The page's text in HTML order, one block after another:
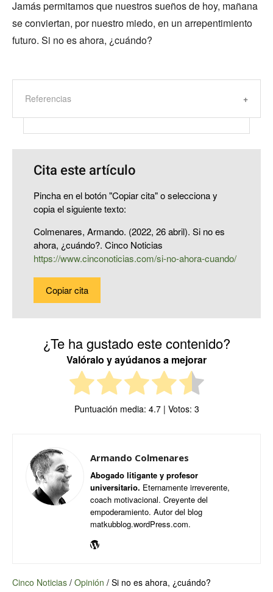
Jamás permitamos que nuestros sueños de hoy, mañana
se conviertan, por nuestro miedo, en un arrepentimiento
futuro. Si no es ahora, ¿cuándo?
Referencias
Cita este artículo
Pincha en el botón "Copiar cita" o selecciona y
copia el siguiente texto:
Colmenares, Armando. (2022, 26 abril). Si no es
ahora, ¿cuándo?. Cinco Noticias
https://www.cinconoticias.com/si-no-ahora-cuando/
Copiar cita
¿Te ha gustado este contenido?
Valóralo y ayúdanos a mejorar
Puntuación media: 4.7| Votos: 3
Armando Colmenares
Abogado litigante y profesor
universitario. Eternamente irreverente,
coach motivacional. Creyente del
empoderamiento. Autor del blog
matkubblog.wordPress.com.
Cinco Noticias / Opinión / Si no es ahora, ¿cuándo?